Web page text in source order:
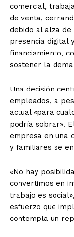
comercial,
de venta,
debido al alza de
presencia digital
financiamiento,
sostener la
Una decisión
empleados, a
actual «para
podría sobrar».
empresa en una
y familiares se
«No hay
convertimos en
trabajo es
esfuerzo que
contempla un